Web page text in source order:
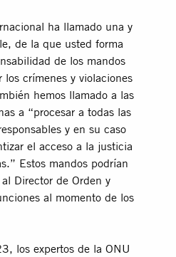
ha llamado una y
de la que usted forma
de los mandos
los crímenes y violaciones
hemos llamado a las
a “procesar a todas las
y en su caso
el acceso a la justicia
Estos mandos podrían
Director de Orden y
al momento de los
los expertos de la ONU